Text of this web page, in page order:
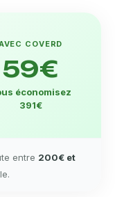
COVERD
59€
économisez
391€
entre 200€ et